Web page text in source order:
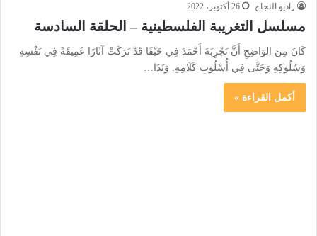
راديو النجاح 26 أكتوبر، 2022
مسلسل التغريبة الفلسطينية – الحلقة السادسة
كَانَ مِنَ الوَاضِحِ أَنَّ تَجْرِبَةَ أَحْمَدَ فِي حَيْفَا قَدْ تَرَكَتْ آثَارًا عَمِيقَةً فِي نَفْسِهِ
وَسُلُوكِهِ وَحَتَّى فِي أُسْلُوبِ كَلَامِهِ. وَبَدَا…
أكمل القراءة »